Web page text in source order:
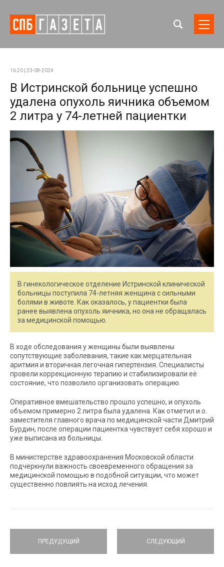
16:20 | 23-08-2024
В Истринской больнице успешно
удалена опухоль яичника объемом
2 литра у 74-летней пациентки
В гинекологическое отделение Истринской клинической
больницы поступила 74-летняя женщина с сильными
болями в животе. Как оказалось, у пациентки была
ранее выявлена опухоль яичника, но она не обращалась
за медицинской помощью.
В ходе обследования у женщины были выявлены
сопутствующие заболевания, такие как мерцательная
аритмия и вторичная легочная гипертензия. Специалисты
провели коррекционную терапию и стабилизировали её
состояние, что позволило организовать операцию.
Оперативное вмешательство прошло успешно, и опухоль
объемом примерно 2 литра была удалена. Как отметил и.о.
заместителя главного врача по медицинской части Дмитрий
Бурдин, после операции пациентка чувствует себя хорошо и
уже выписана из больницы.
В министерстве здравоохранения Московской области
подчеркнули важность своевременного обращения за
медицинской помощью в подобной ситуации, что может
существенно повлиять на исход лечения.
ПРЕДУДУЩИЙ СЛЕДУЮЩИЙ